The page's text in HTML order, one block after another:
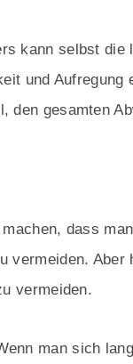
kann selbst
und
den gesamten
dass
vermeiden.
vermeiden.
man sich